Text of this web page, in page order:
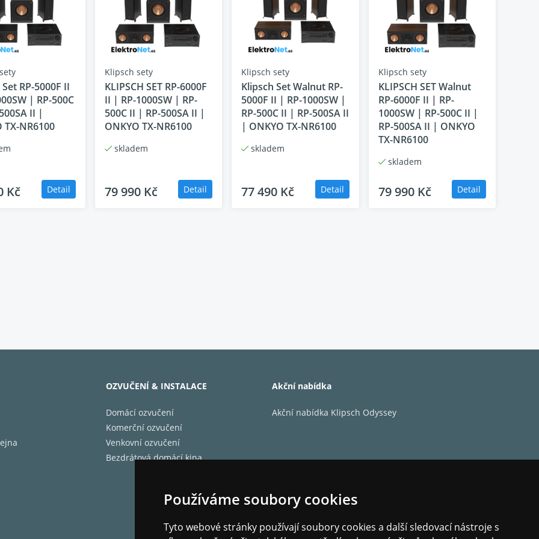
Používáme soubory cookies
Tyto webové stránky používají soubory cookies a další sledovací nástroje s
(více zde)
zaplní celý prostor
RP-8000F II nabízí tento setnejvětší objem zvuku, nejhlubší dynamiku a nejvyšší výkonz celé série.
doporučená kombinace Klipsch + Onkyo
byla
navržena a sladěna přímo ve spolupráci značek Klipsch a Onkyo, což zaručuje správné technické i
propojení všech komponentů. Výsledkem je
bezproblémová kompatibilita
, snadné nastavení a zvukový
výkon a dynamika
dialogy
prostorového zvuku Dolby Atmos
RP-5000F II
| RP-500C
II |
TX-NR6100
Kč Detail
Klipsch sety
KLIPSCH SET RP-6000F
II | RP-1000SW | RP-
500C II | RP-500SA II |
ONKYO TX-NR6100
skladem
79 990 Kč Detail
Klipsch sety
Klipsch Set Walnut RP-
5000F II | RP-1000SW |
RP-500C II | RP-500SA II
| ONKYO TX-NR6100
skladem
77 490 Kč Detail
Klipsch sety
KLIPSCH SET Walnut
RP-6000F II | RP-
1000SW | RP-500C II |
RP-500SA II | ONKYO
TX-NR6100
skladem
79 990 Kč Detail
OZVUČENÍ & INSTALACE
Domácí ozvučení
Komerční ozvučení
Venkovní ozvučení
Bezdrátová domácí kina
Akční nabídka
Akční nabídka Klipsch Odyssey